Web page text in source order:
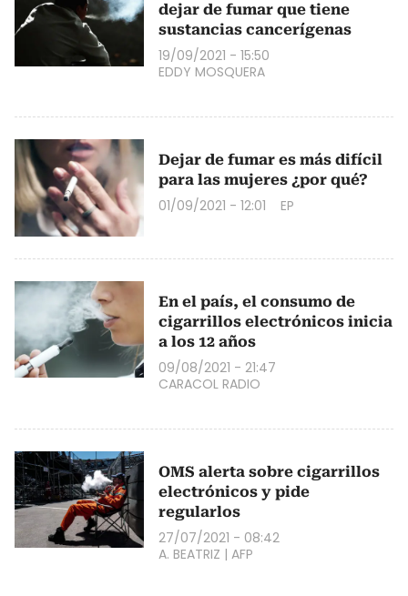
dejar de fumar que tiene
sustancias cancerígenas
19/09/2021 - 15:50
EDDY MOSQUERA
Dejar de fumar es más difícil
para las mujeres ¿por qué?
01/09/2021 - 12:01 EP
En el país, el consumo de
cigarrillos electrónicos inicia
a los 12 años
09/08/2021 - 21:47
CARACOL RADIO
OMS alerta sobre cigarrillos
electrónicos y pide
regularlos
27/07/2021 - 08:42
A. BEATRIZ | AFP